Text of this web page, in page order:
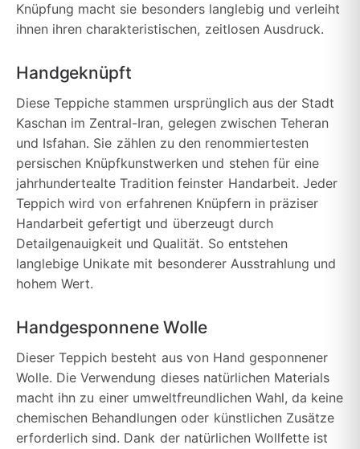
Knüpfung macht sie besonders langlebig und verleiht
ihnen ihren charakteristischen, zeitlosen Ausdruck.
Handgeknüpft
Diese Teppiche stammen ursprünglich aus der Stadt
Kaschan im Zentral-Iran, gelegen zwischen Teheran
und Isfahan. Sie zählen zu den renommiertesten
persischen Knüpfkunstwerken und stehen für eine
jahrhundertealte Tradition feinster Handarbeit. Jeder
Teppich wird von erfahrenen Knüpfern in präziser
Handarbeit gefertigt und überzeugt durch
Detailgenauigkeit und Qualität. So entstehen
langlebige Unikate mit besonderer Ausstrahlung und
hohem Wert.
Handgesponnene Wolle
Dieser Teppich besteht aus von Hand gesponnener
Wolle. Die Verwendung dieses natürlichen Materials
macht ihn zu einer umweltfreundlichen Wahl, da keine
chemischen Behandlungen oder künstlichen Zusätze
erforderlich sind. Dank der natürlichen Wollfette ist